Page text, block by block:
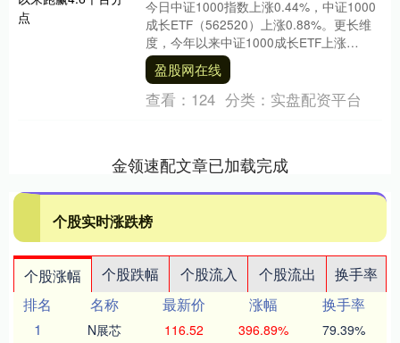
今日中证1000指数上涨0.44%，中证1000
成长ETF（562520）上涨0.88%。更长维
度，今年以来中证1000成长ETF上涨
3.73%，中证1000指....
盈股网在线
查看： 124 分类： 实盘配资平台
金领速配文章已加载完成
个股实时涨跌榜
个股涨幅 个股跌幅 个股流入 个股流出
换手率
排名
名称 最新价 涨幅
换手率
1
N展芯 116.52 396.89% 79.39%